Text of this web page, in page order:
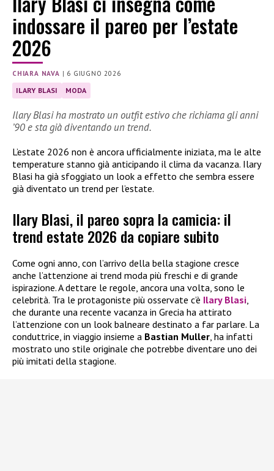
indossare il pareo per l’estate
2026
CHIARA NAVA | 6 GIUGNO 2026
ILARY BLASI MODA
Ilary Blasi ha mostrato un outfit estivo che richiama gli anni
’90 e sta già diventando un trend.
L’estate 2026 non è ancora ufficialmente iniziata, ma le alte
temperature stanno già anticipando il clima da vacanza. Ilary
Blasi ha già sfoggiato un look a effetto che sembra essere
già diventato un trend per l’estate.
Ilary Blasi, il pareo sopra la camicia: il
trend estate 2026 da copiare subito
Come ogni anno, con l’arrivo della bella stagione cresce
anche l’attenzione ai trend moda più freschi e di grande
ispirazione. A dettare le regole, ancora una volta, sono le
celebrità. Tra le protagoniste più osservate c’è Ilary Blasi,
che durante una recente vacanza in Grecia ha attirato
l’attenzione con un look balneare destinato a far parlare. La
conduttrice, in viaggio insieme a Bastian Muller, ha infatti
mostrato uno stile originale che potrebbe diventare uno dei
più imitati della stagione.